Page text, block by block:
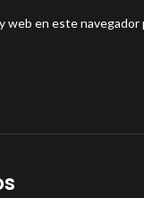
en este navegador